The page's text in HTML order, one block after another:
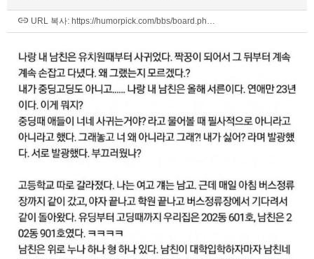
URL 복사: https://humorpick.com/bbs/board.ph…